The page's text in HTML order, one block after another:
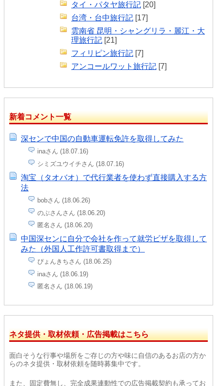
タイ・パタヤ旅行記 [20]
台湾・台中旅行記 [17]
雲南省 昆明・シャングリラ・麗江・大
理旅行記 [21]
フィリピン旅行記 [7]
アンコールワット旅行記 [7]
新着コメント一覧
深センで中国の自動車運転免許を取得してみた
inaさん (18.07.16)
シミズユウイチさん (18.07.16)
淘宝（タオバオ）で代行業者を使わず直接購入する方
法
bobさん (18.06.26)
のぶさんさん (18.06.20)
匿名さん (18.06.20)
中国深センに自分で会社を作って就労ビザを取得して
みた（外国人工作許可書取得まで）
ぴょんきちさん (18.06.25)
inaさん (18.06.19)
匿名さん (18.06.19)
ネタ提供・取材依頼・広告掲載はこちら
面白そうな行事や場所をご存じの方や味に自信のあるお店の方か
らのネタ提供・取材依頼を随時募集中です。
また、固定費無し、完全成果連動性での広告掲載契約も承ってお